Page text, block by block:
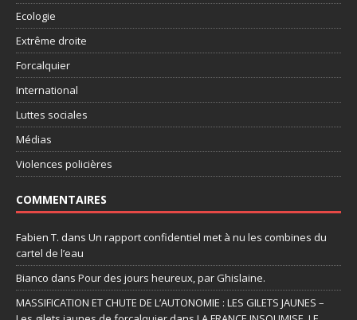
Ecologie
Extrême droite
Forcalquier
International
Luttes sociales
Médias
Violences policières
COMMENTAIRES
Fabien T. dans Un rapport confidentiel met à nu les combines du
cartel de l’eau
Bianco dans Pour des jours heureux, par Ghislaine.
MASSIFICATION ET CHUTE DE L’AUTONOMIE : LES GILETS JAUNES –